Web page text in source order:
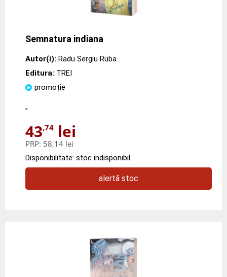
Semnatura indiana
Autor(i): Radu Sergiu Ruba
Editura: TREI
promoție
„
43,74 lei
PRP: 58,14 lei
Disponibilitate: stoc indisponibil
alertă stoc